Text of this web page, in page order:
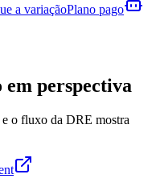
a variaçãoPlano pago
em perspectiva
e o fluxo da DRE mostra